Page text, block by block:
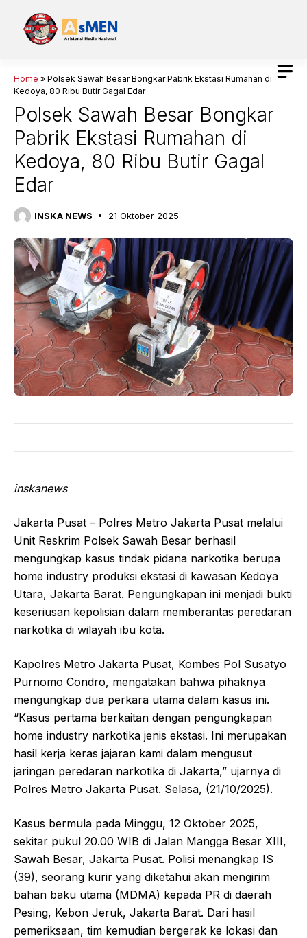
Home » Polsek Sawah Besar Bongkar Pabrik Ekstasi Rumahan di
Kedoya, 80 Ribu Butir Gagal Edar
Polsek Sawah Besar Bongkar
Pabrik Ekstasi Rumahan di
Kedoya, 80 Ribu Butir Gagal
Edar
INSKA NEWS 21 Oktober 2025
inskanews
Jakarta Pusat – Polres Metro Jakarta Pusat melalui
Unit Reskrim Polsek Sawah Besar berhasil
mengungkap kasus tindak pidana narkotika berupa
home industry produksi ekstasi di kawasan Kedoya
Utara, Jakarta Barat. Pengungkapan ini menjadi bukti
keseriusan kepolisian dalam memberantas peredaran
narkotika di wilayah ibu kota.
Kapolres Metro Jakarta Pusat, Kombes Pol Susatyo
Purnomo Condro, mengatakan bahwa pihaknya
mengungkap dua perkara utama dalam kasus ini.
“Kasus pertama berkaitan dengan pengungkapan
home industry narkotika jenis ekstasi. Ini merupakan
hasil kerja keras jajaran kami dalam mengusut
jaringan peredaran narkotika di Jakarta,” ujarnya di
Polres Metro Jakarta Pusat. Selasa, (21/10/2025).
Kasus bermula pada Minggu, 12 Oktober 2025,
sekitar pukul 20.00 WIB di Jalan Mangga Besar XIII,
Sawah Besar, Jakarta Pusat. Polisi menangkap IS
(39), seorang kurir yang diketahui akan mengirim
bahan baku utama (MDMA) kepada PR di daerah
Pesing, Kebon Jeruk, Jakarta Barat. Dari hasil
pemeriksaan, tim kemudian bergerak ke lokasi dan